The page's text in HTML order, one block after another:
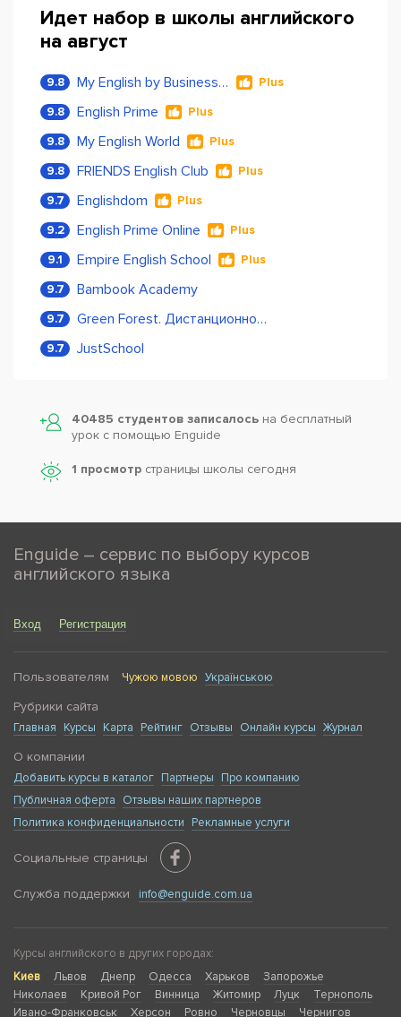
Идет набор в школы английского
на август
9.8 My English by Business Language Plus
9.8 English Prime Plus
9.8 My English World Plus
9.8 FRIENDS English Club Plus
9.7 Englishdom Plus
9.2 English Prime Online Plus
9.1 Empire English School Plus
9.7 Bambook Academy
9.7 Green Forest. Дистанционное обучение
9.7 JustSchool
40485 студентов записалось на бесплатный
урок с помощью Enguide
1 просмотр страницы школы сегодня
Enguide – сервис по выбору курсов
английского языка
Вход Регистрация
Пользователям Чужою мовою Українською
Рубрики сайта
Главная Курсы Карта Рейтинг Отзывы Онлайн курсы Журнал
О компании
Добавить курсы в каталог Партнеры
Про компанию
Публичная оферта
Отзывы наших партнеров
Политика конфиденциальности
Рекламные услуги
Социальные страницы
Служба поддержки info@enguide.com.ua
Курсы английского в других городах:
Киев
Львов Днепр Одесса Харьков
Запорожье
Николаев
Кривой Рог Винница Житомир Луцк
Тернополь
Ивано-Франковськ
Херсон Ровно Черновцы Чернигов